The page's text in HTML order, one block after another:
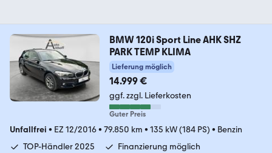
BMW 120i Sport Line AHK SHZ
PARK TEMP KLIMA
Lieferung möglich
14.999 €
ggf. zzgl. Lieferkosten
Guter Preis
Unfallfrei • EZ 12/2016• 79.850 km • 135 kW (184 PS) • Benzin
TOP-Händler 2025
Finanzierung möglich